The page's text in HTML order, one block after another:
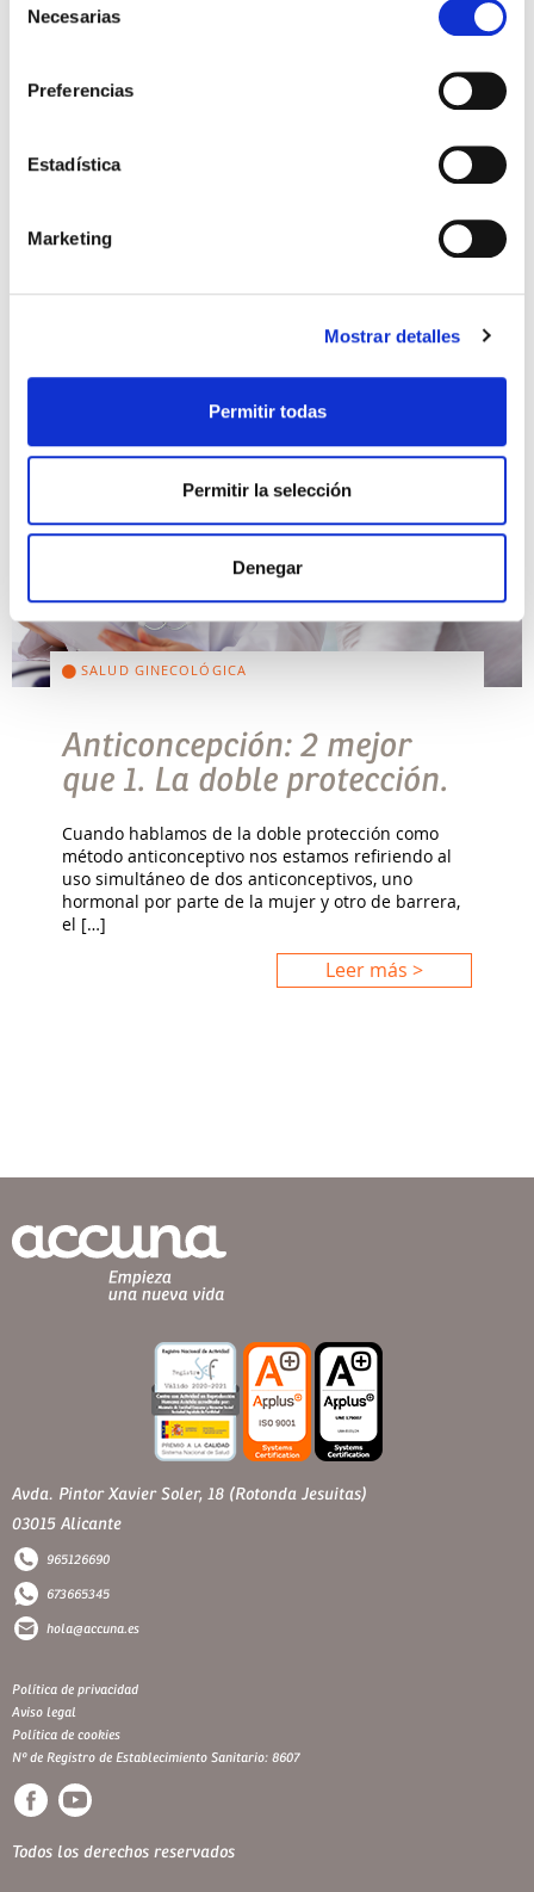
Necesarias
Preferencias
Estadística
Marketing
Mostrar detalles
Permitir todas
Permitir la selección
Denegar
Ser padre tras vasectomía
esterilización masculina permanente. Consiste en
conductos deferentes. Así impidien el paso de los
espermatozoides que […]
SALUD GINECOLÓGICA
Anticoncepción: 2 mejor
que 1. La doble protección.
Cuando hablamos de la doble protección como
método anticonceptivo nos estamos refiriendo al
uso simultáneo de dos anticonceptivos, uno
hormonal por parte de la mujer y otro de barrera,
el […]
Leer más >
Avda. Pintor Xavier Soler, 18 (Rotonda Jesuitas)
03015 Alicante
965126690
673665345
hola@accuna.es
Política de privacidad
Aviso legal
Política de cookies
Nº de Registro de Establecimiento Sanitario: 8607
Todos los derechos reservados